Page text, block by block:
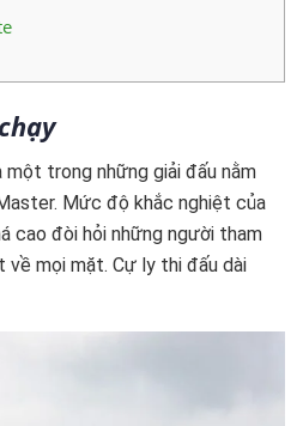
trong những giải đấu nằm
Mức độ khắc nghiệt của
cao đòi hỏi những người tham
mọi mặt. Cự ly thi đấu dài